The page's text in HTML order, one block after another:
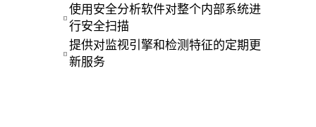
C
使用安全分析软件对整个内部系统进
行安全扫描
D
提供对监视引擎和检测特征的定期更
新服务